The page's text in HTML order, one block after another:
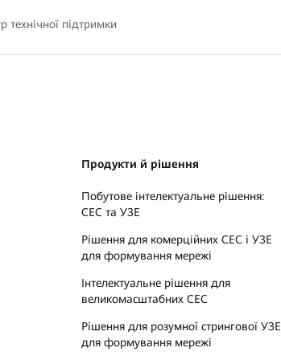
технічної підтримки
Продукти й рішення
Побутове інтелектуальне рішення:
СЕС та УЗЕ
Рішення для комерційних СЕС і УЗЕ
для формування мережі
Інтелектуальне рішення для
великомасштабних СЕС
Рішення для розумної стрингової УЗЕ
для формування мережі